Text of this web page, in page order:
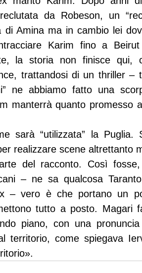
da Robeson, un
di Amina ma in cambio lei
Karim fino a
la storia non finisce qui,
trattandosi di un thriller –
ne abbiamo fatto una
manterrà quanto promesso
sarà “utilizzata” la Puglia.
realizzare scene altrettanto
del racconto. Così fosse,
– ne sa qualcosa
– vero è che portano un
tutto a posto. Magari
piano, con una
territorio, come spiegava